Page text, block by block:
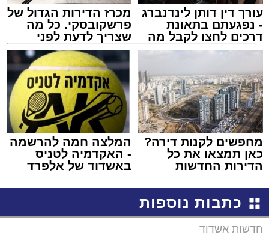
עורך דין דותן לינדנברג
- נפגעתם בתאונת
דרכים לחצו לקבל מה
שמגיע לכם
מכרז הדירות הגדול של
פרשקובסקי. כל מה
שצריך לדעת לפני
שמגישים הצעה לדירה
באשדוד
מחפשים לקנות דירה?
כאן תמצאו את כל
הדירות החדשות
המלצה חמה להרשמה
- האקדמיה לטניס
באשדוד של אלפרד
כתבות נוספות
חדשות אשדוד